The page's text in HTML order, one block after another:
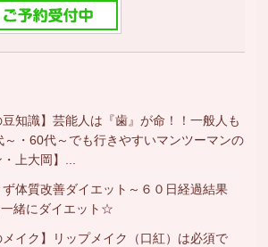
豆知識】芸能人は『歯』が命！！一般人も
～・60代～でも行きやすいマンツーマンの
上大岡】...
ず体質改善ダイエット～６０日経過結果
一緒にダイエット☆
メイク】リップメイク（口紅）は必須で